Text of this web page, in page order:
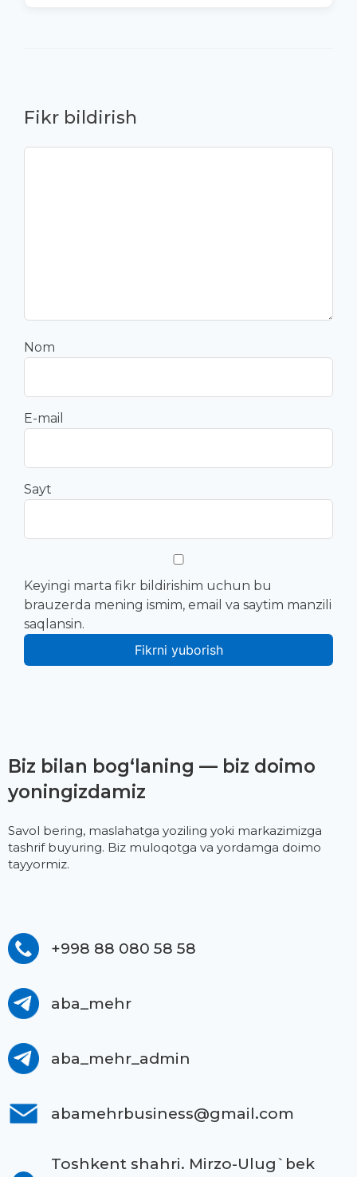
Fikr bildirish
Nom
E-mail
Sayt
Keyingi marta fikr bildirishim uchun bu
brauzerda mening ismim, email va saytim manzili
saqlansin.
Biz bilan bog‘laning — biz doimo
yoningizdamiz
Savol bering, maslahatga yoziling yoki markazimizga
tashrif buyuring. Biz muloqotga va yordamga doimo
tayyormiz.
+998 88 080 58 58
aba_mehr
aba_mehr_admin
abamehrbusiness@gmail.com
Toshkent shahri. Mirzo-Ulug`bek